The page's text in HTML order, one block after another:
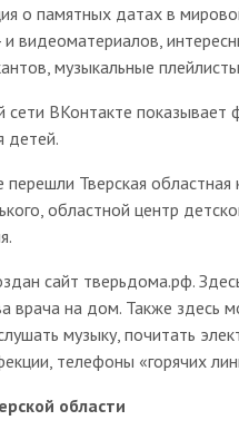
о памятных датах в
видеоматериалов,
музыкальные
сети ВКонтакте показывает
детей.
Тверская областная
областной центр
сайт тверьдома.рф.
врача на дом. Также здесь
музыку, почитать
телефоны «горячих
области